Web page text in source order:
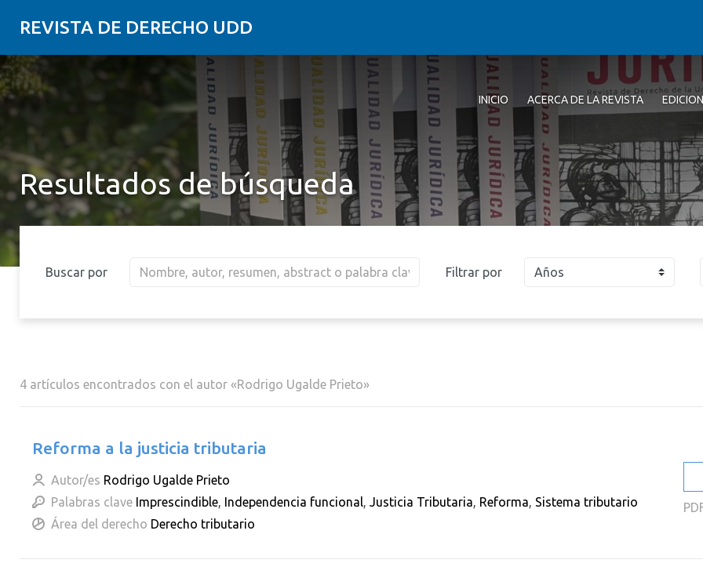
REVISTA DE DERECHO UDD
INICIO ACERCA DE LA REVISTA
Resultados de búsqueda
Buscar por Filtrar por Años
4 artículos encontrados con el autor «Rodrigo Ugalde Prieto»
Reforma a la justicia tributaria
Autor/es Rodrigo Ugalde Prieto
Palabras clave Imprescindible, Independencia funcional, Justicia Tributaria, Reforma, Sistema tributario
Área del derecho Derecho tributario